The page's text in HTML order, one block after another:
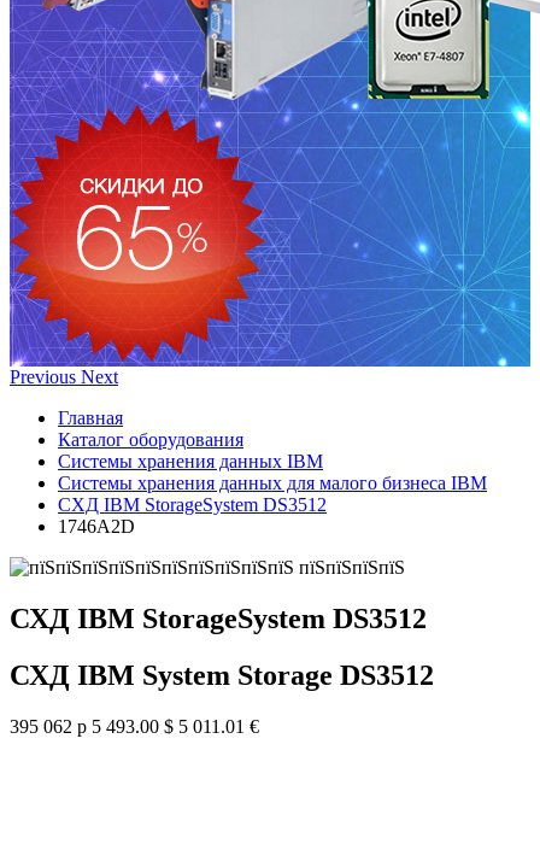
Previous Next
Главная
Каталог оборудования
Системы хранения данных IBM
Системы хранения данных для малого бизнеса IBM
СХД IBM StorageSystem DS3512
1746A2D
СХД IBM StorageSystem DS3512
СХД IBM System Storage DS3512
395 062 р 5 493.00 $ 5 011.01 €